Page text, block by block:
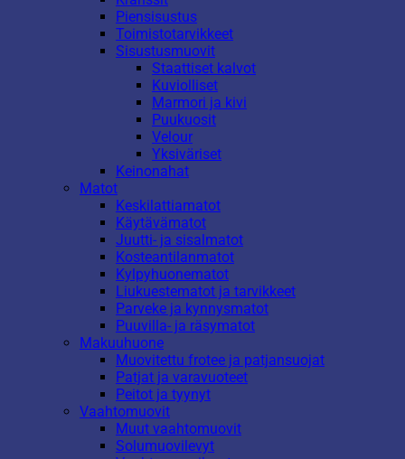
Piensisustus
Toimistotarvikkeet
Sisustusmuovit
Staattiset kalvot
Kuviolliset
Marmori ja kivi
Puukuosit
Velour
Yksiväriset
Keinonahat
Matot
Keskilattiamatot
Käytävämatot
Juutti- ja sisalmatot
Kosteantilanmatot
Kylpyhuonematot
Liukuestematot ja tarvikkeet
Parveke ja kynnysmatot
Puuvilla- ja räsymatot
Makuuhuone
Muovitettu frotee ja patjansuojat
Patjat ja varavuoteet
Peitot ja tyynyt
Vaahtomuovit
Muut vaahtomuovit
Solumuovilevyt